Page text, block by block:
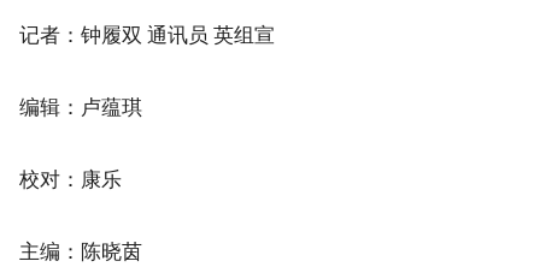
记者：钟履双 通讯员 英组宣
编辑：卢蕴琪
校对：康乐
主编：陈晓茵